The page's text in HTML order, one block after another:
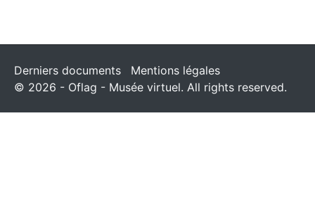
Derniers documents
Mentions légales
© 2026 - Oflag - Musée virtuel. All rights reserved.